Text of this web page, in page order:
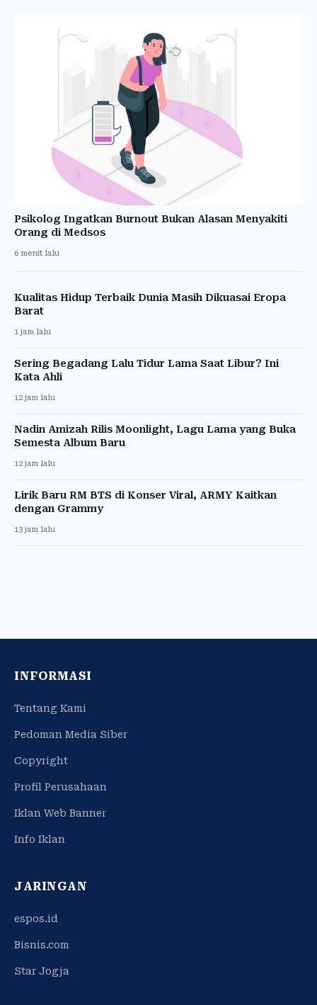
Psikolog Ingatkan Burnout Bukan Alasan Menyakiti
Orang di Medsos
6 menit lalu
Kualitas Hidup Terbaik Dunia Masih Dikuasai Eropa
Barat
1 jam lalu
Sering Begadang Lalu Tidur Lama Saat Libur? Ini
Kata Ahli
12 jam lalu
Nadin Amizah Rilis Moonlight, Lagu Lama yang Buka
Semesta Album Baru
12 jam lalu
Lirik Baru RM BTS di Konser Viral, ARMY Kaitkan
dengan Grammy
13 jam lalu
INFORMASI
Tentang Kami
Pedoman Media Siber
Copyright
Profil Perusahaan
Iklan Web Banner
Info Iklan
JARINGAN
espos.id
Bisnis.com
Star Jogja